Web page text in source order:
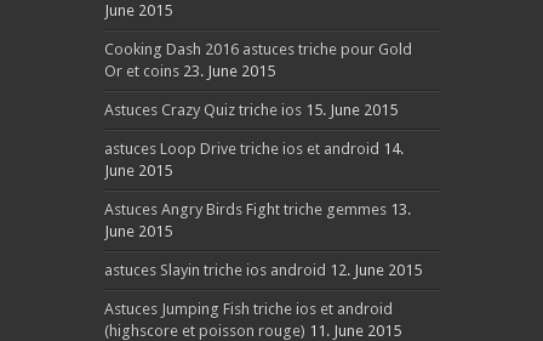
June 2015
Cooking Dash 2016 astuces triche pour Gold
Or et coins 23. June 2015
Astuces Crazy Quiz triche ios 15. June 2015
astuces Loop Drive triche ios et android 14.
June 2015
Astuces Angry Birds Fight triche gemmes 13.
June 2015
astuces Slayin triche ios android 12. June 2015
Astuces Jumping Fish triche ios et android
(highscore et poisson rouge) 11. June 2015